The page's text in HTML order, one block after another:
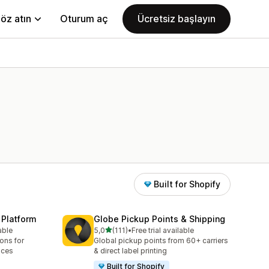
atın Oturum aç Ücretsiz başlayın
Built for Shopify
Platform
for
Globe Pickup Points & Shipping
5,05 yıldız üzerinden
(111)
toplam 111 değerlendirme
•Free trial available
Global pickup points from 60+ carriers
& direct label printing
Built for Shopify